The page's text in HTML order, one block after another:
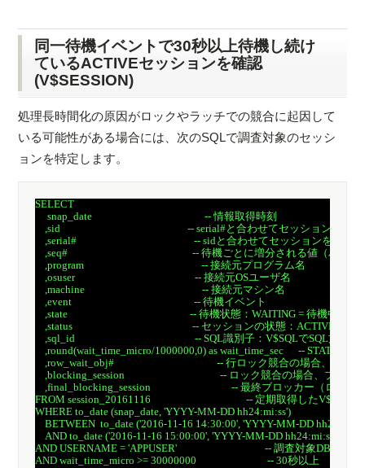
同一待機イベントで30秒以上待機し続け
ているACTIVEセッションを確認
(V$SESSION)
処理長時間化の原因がロックやラッチでの競合に起因して
いる可能性がある場合には、次のSQLで調査対象のセッシ
ョンを特定します。
SELECT
     snap_date                                              -- 情報取得時刻
,sid                                                    -- serial#と合わせてセッションを
,serial#                                                -- sidと合わせてセッションを一
,seq#                                                   -- 待機ごとに増分される値（ハ
    ,program                                                -- 接続元プログラム名
    ,osuser                                                 -- 接続元OSユーザ名
    ,machine                                                -- 接続元マシン名
    ,event                                                  -- 待機イベント
    ,state                                                  -- 待機状態：WAITING = 待機中
,status                                                 -- セッションの状態：ACTIVE=
,sql_id                                                 -- SQL識別子：V$SQLでSQL文を
,round(wait_time_micro/1000000,0) as wait_time_sec      --
,row_wait_obj#                                          -- 行ロック競合の場合、
,blocking_session                                       -- ロック競合の場合、ブロ
,final_blocking_session                                 -- 最終ブロッカー（ロ
FROM session_20161116                                       -- 定期取得した
WHERE to_date (snap_date, 'YYYY-MM-DD hh24:mi:ss')
BETWEEN  to_date ('2016-11-16 14:30:00', 'YYYY-MM-DD
AND to_date ('2016-11-16 15:00:00', 'YYYY-MM-DD hh24:mi:ss')
AND USERNAME = 'APPUSER'                                    -- 調査対象DBユー
AND wait_time_micro >= 30000000                             -- 30秒以上